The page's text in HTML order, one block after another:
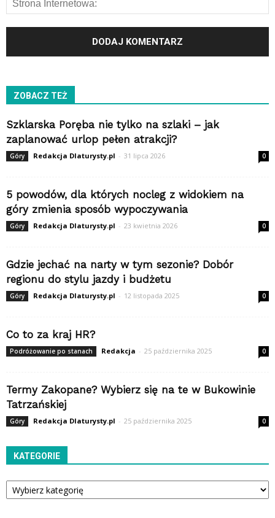
ZOBACZ TEŻ
Szklarska Poręba nie tylko na szlaki – jak
zaplanować urlop pełen atrakcji?
Góry Redakcja Dlaturysty.pl - 31 lipca 2026 0
5 powodów, dla których nocleg z widokiem na
góry zmienia sposób wypoczywania
Góry Redakcja Dlaturysty.pl - 23 kwietnia 2026 0
Gdzie jechać na narty w tym sezonie? Dobór
regionu do stylu jazdy i budżetu
Góry Redakcja Dlaturysty.pl - 12 listopada 2025 0
Co to za kraj HR?
Podróżowanie po stanach Redakcja - 25 października 2025 0
Termy Zakopane? Wybierz się na te w Bukowinie
Tatrzańskiej
Góry Redakcja Dlaturysty.pl - 25 października 2025 0
KATEGORIE
Kategorie